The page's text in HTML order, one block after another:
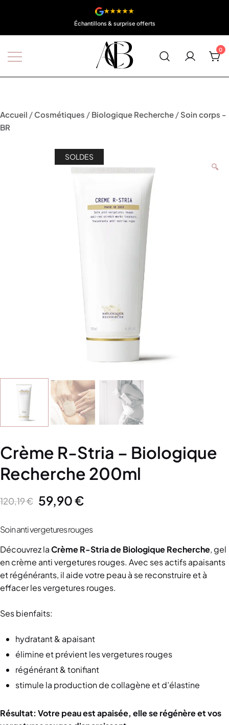
0
Accueil /Cosmétiques / Biologique Recherche /Soin corps -
BR
SOLDES
🔍
Crème R-Stria – Biologique
Recherche 200ml
120,19€ 59,90€
Soin anti vergetures rouges
Découvrez laCrème R-Striade BiologiqueRecherche, gel
en crème anti vergetures rouges. Avec ses actifs apaisants
et régénérants, il aide votre peau à se reconstruire et à
effacer les vergetures rouges.
Ses bienfaits:
hydratant & apaisant
élimine et prévient les vergetures rouges
régénérant & tonifiant
stimule la production de collagène et d’élastine
Résultat: Votre peau est apaisée, elle se régénère et vos